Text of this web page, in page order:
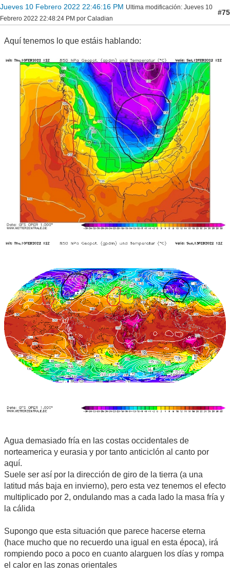
Jueves 10 Febrero 2022 22:46:16 PM Ultima modificación: Jueves 10
Febrero 2022 22:48:24 PM por Caladian
#75
Aquí tenemos lo que estáis hablando:
Agua demasiado fría en las costas occidentales de
norteamerica y eurasia y por tanto anticiclón al canto por
aquí.
Suele ser así por la dirección de giro de la tierra (a una
latitud más baja en invierno), pero esta vez tenemos el efecto
multiplicado por 2, ondulando mas a cada lado la masa fría y
la cálida
Supongo que esta situación que parece hacerse eterna
(hace mucho que no recuerdo una igual en esta época), irá
rompiendo poco a poco en cuanto alarguen los días y rompa
el calor en las zonas orientales